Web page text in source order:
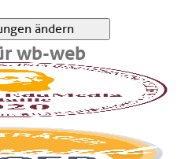
ändern
wb-web